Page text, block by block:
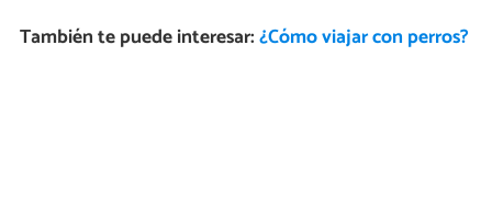
También te puede interesar:¿Cómo viajar con perros?